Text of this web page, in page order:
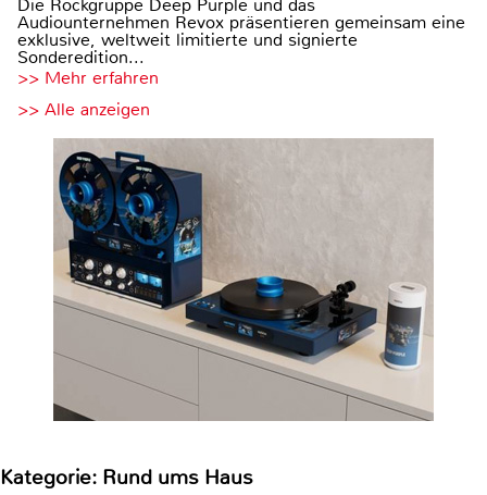
Die Rockgruppe Deep Purple und das
Audiounternehmen Revox präsentieren gemeinsam eine
exklusive, weltweit limitierte und signierte
Sonderedition...
>> Mehr erfahren
>> Alle anzeigen
Kategorie: Rund ums Haus